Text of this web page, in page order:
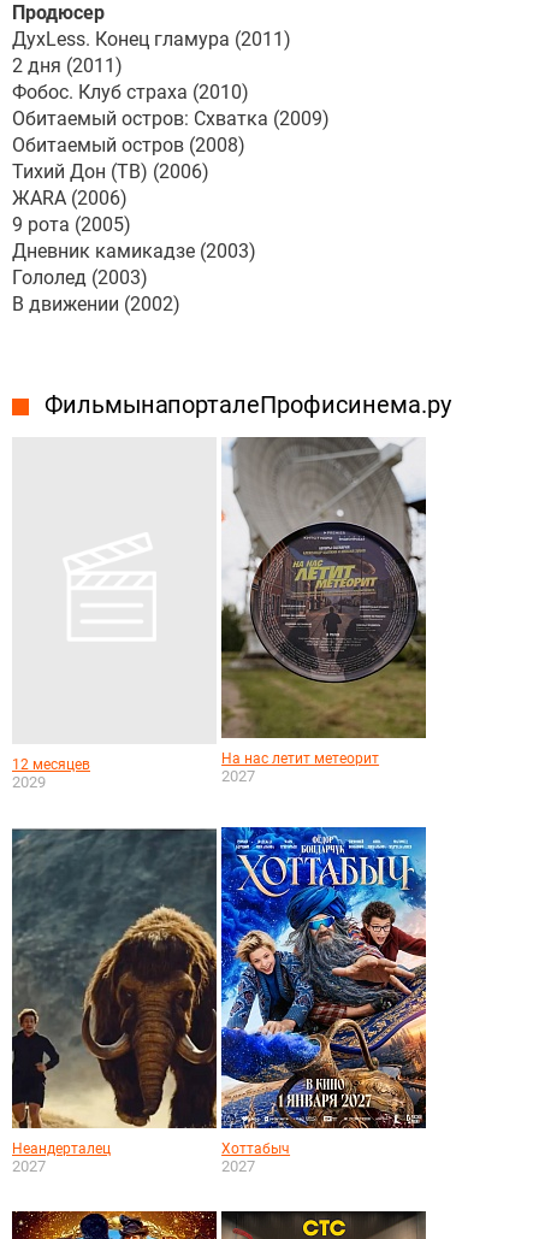
Продюсер
ДухLess. Конец гламура (2011)
2 дня (2011)
Фобос. Клуб страха (2010)
Обитаемый остров: Схватка (2009)
Обитаемый остров (2008)
Тихий Дон (ТВ) (2006)
ЖАRА (2006)
9 рота (2005)
Дневник камикадзе (2003)
Гололед (2003)
В движении (2002)
Фильмы на портале Профисинема.ру
12 месяцев
2029
На нас летит метеорит
2027
Неандерталец
2027
Хоттабыч
2027